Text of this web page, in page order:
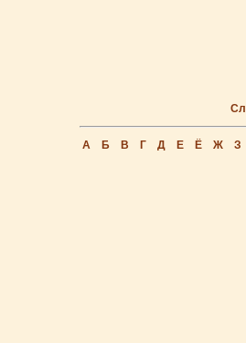
А Б В Г Д Е Ё Ж З